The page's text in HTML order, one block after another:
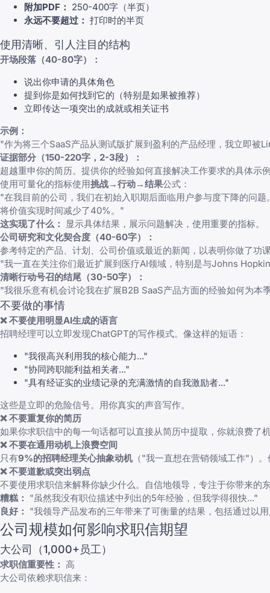
附加PDF： 250-400字（半页）
永远不要超过： 打印时的半页
使用清晰、引人注目的结构
开场段落（40-80字）：
说出你申请的具体角色
提到你是如何找到它的（特别是如果被推荐）
立即传达一项突出的成就或相关证书
示例：
"作为将三个SaaS产品从测试版扩展到盈利的产品经理，我立即
证据部分（150-220字，2-3段）：
超越重申你的简历。提供你的经验如何直接解决工作要求的具体示
使用可量化的指标使用挑战→行动→结果公式：
"在我目前的公司，我们在初始入职期后面临用户参与度下降的问
将价值实现时间减少了40%。"
这实现了什么：
显示具体结果，展示问题解决，使用重要的指标。
公司研究和文化契合度（40-60字）：
参考特定的产品、计划、公司价值或最近的新闻，以表明你做了功
"我一直在关注你们最近扩展到医疗AI领域，特别是与Johns
清晰行动号召的结尾（30-50字）：
"我很乐意有机会讨论我在扩展B2B SaaS产品方面的经验如何为
不要做的事情
❌ 不要使用明显AI生成的语言
招聘经理可以立即发现ChatGPT的写作模式。像这样的短语：
"我很高兴利用我的核心能力..."
"协同跨职能利益相关者..."
"具有经证实的业绩记录的充满激情的自我激励者..."
这些是立即的危险信号。用你真实的声音写作。
❌ 不要重复你的简历
如果你求职信中的每一句话都可以直接从简历中提取，你就浪费了
❌ 不要在通用动机上浪费空间
只有9%的招聘经理关心抽象动机（"我一直想在营销领域工作"）。
❌ 不要道歉或突出弱点
不要使用求职信来解释你缺少什么。自信地领导，专注于你带来的
糟糕： "虽然我没有职位描述中列出的5年经验，但我学得很快..."
良好： "我领导产品发布的三年带来了可衡量的结果，包括通过以
公司规模如何影响求职信期望
大公司（1,000+员工）
求职信重要性： 高
大公司依赖求职信来：